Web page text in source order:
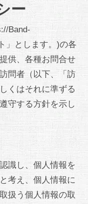
ー
Band-
」とします。)の各
供、各種お問合せ
問者（以下、「訪
くはそれに準ずる
守する方針を示し
識し、個人情報を
考え、個人情報に
扱う個人情報の取